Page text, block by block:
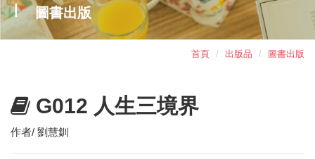
圖書出版
首頁 出版品 圖書出版
G012 人生三境界
作者/ 劉慧釧